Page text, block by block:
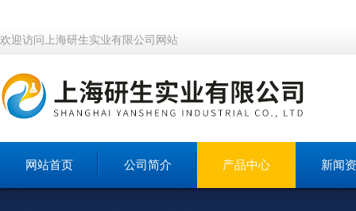
欢迎访问上海研生实业有限公司网站
网站首页 公司简介 产品中心 新闻